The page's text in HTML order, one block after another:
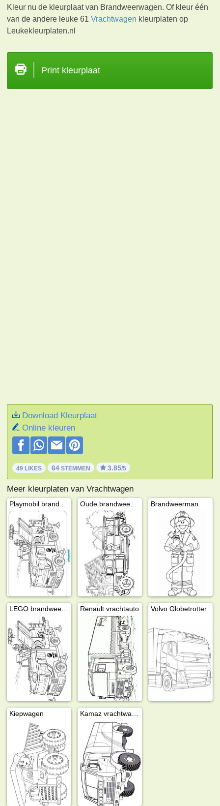
Kleur nu de kleurplaat van Brandweerwagen. Of kleur één
van de andere leuke 61Vrachtwagen kleurplaten op
Leukekleurplaten.nl
Print kleurplaat
Download Kleurplaat
Online kleuren
49 LIKES 64 STEMMEN 3.85/5
Meer kleurplaten van Vrachtwagen
Brandweerman
Renault vrachtauto Volvo Globetrotter
Kiepwagen